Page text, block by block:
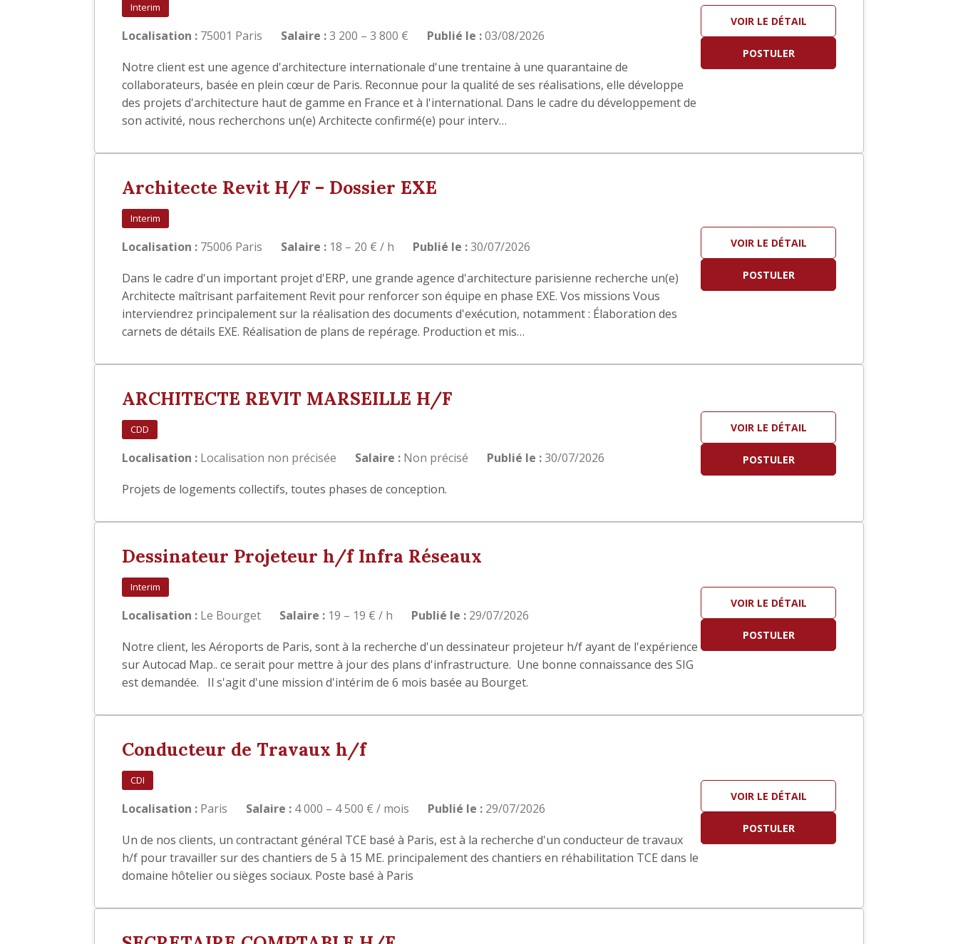
Interim
Localisation : 75001 Paris Salaire :3 200 – 3 800 € Publié le :03/08/2026
Notre client est une agence d'architecture internationale d'une trentaine à une quarantaine de
collaborateurs, basée en plein cœur de Paris. Reconnue pour la qualité de ses réalisations, elle développe
des projets d'architecture haut de gamme en France et à l'international. Dans le cadre du développement de
son activité, nous recherchons un(e) Architecte confirmé(e) pour interv…
VOIR LE DÉTAIL
POSTULER
Architecte Revit H/F – Dossier EXE
Interim
Localisation : 75006 Paris Salaire : 18 – 20 € / h Publié le :30/07/2026
Dans le cadre d'un important projet d'ERP, une grande agence d'architecture parisienne recherche un(e)
Architecte maîtrisant parfaitement Revit pour renforcer son équipe en phase EXE. Vos missions Vous
interviendrez principalement sur la réalisation des documents d'exécution, notamment : Élaboration des
carnets de détails EXE. Réalisation de plans de repérage. Production et mis…
VOIR LE DÉTAIL
POSTULER
ARCHITECTE REVIT MARSEILLE H/F
CDD
Localisation : Localisation non précisée Salaire : Non précisé Publié le :30/07/2026
Projets de logements collectifs, toutes phases de conception.
VOIR LE DÉTAIL
POSTULER
Dessinateur Projeteur h/f Infra Réseaux
Interim
Localisation : Le Bourget Salaire : 19 – 19 € / h Publié le : 29/07/2026
Notre client, les Aéroports de Paris, sont à la recherche d'un dessinateur projeteur h/f ayant de l'expérience
sur Autocad Map.. ce serait pour mettre à jour des plans d'infrastructure. Une bonne connaissance des SIG
est demandée. Il s'agit d'une mission d'intérim de 6 mois basée au Bourget.
VOIR LE DÉTAIL
POSTULER
Conducteur de Travaux h/f
CDI
Localisation : Paris Salaire : 4 000 – 4 500 € / mois Publié le : 29/07/2026
Un de nos clients, un contractant général TCE basé à Paris, est à la recherche d'un conducteur de travaux
h/f pour travailler sur des chantiers de 5 à 15 ME. principalement des chantiers en réhabilitation TCE dans le
domaine hôtelier ou sièges sociaux. Poste basé à Paris
VOIR LE DÉTAIL
POSTULER